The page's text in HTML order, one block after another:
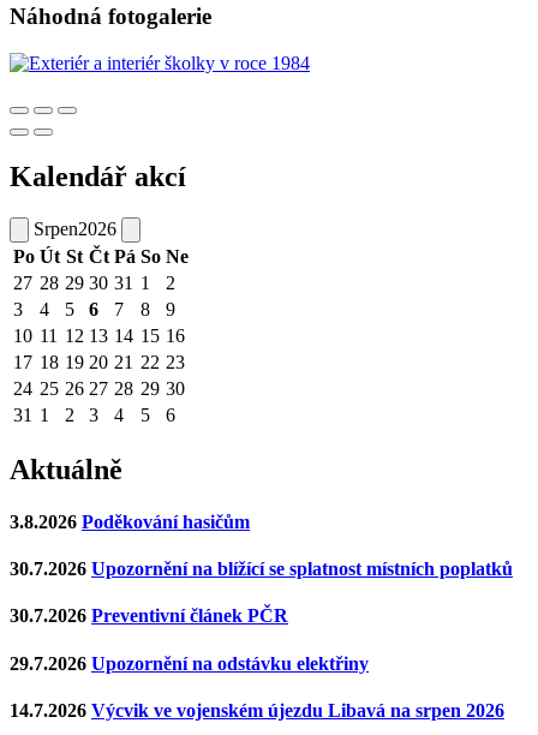
Náhodná fotogalerie
Kalendář akcí
Srpen2026
Po Út St Čt Pá So Ne
27 28 29 30 31 1
2
3
4 5 6 7 8
9
10 11 12 13 14 15 16
17 18 19 20 21 22 23
24 25 26 27 28 29 30
31 1 2 3 4 5 6
Aktuálně
3.8.2026 Poděkování hasičům
30.7.2026 Upozornění na blížící se splatnost místních poplatků
30.7.2026 Preventivní článek PČR
29.7.2026 Upozornění na odstávku elektřiny
14.7.2026 Výcvik ve vojenském újezdu Libavá na srpen 2026